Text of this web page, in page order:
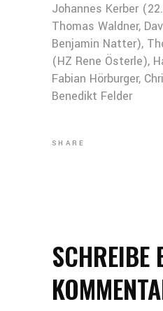
Johannes Kerber
Thomas Waldner,
Benjamin Natter),
(HZ Rene Österle),
Fabian Hörburger,
Benedikt Felder
SHARE
SCHREIBE